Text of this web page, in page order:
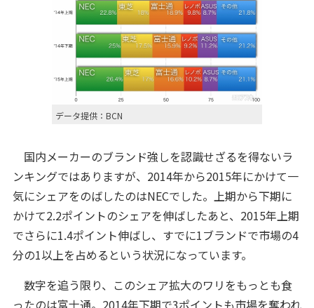
データ提供：BCN
国内メーカーのブランド強しを認識せざるを得ないラ
ンキングではありますが、2014年から2015年にかけて一
気にシェアをのばしたのはNECでした。上期から下期に
かけて2.2ポイントのシェアを伸ばしたあと、2015年上期
でさらに1.4ポイント伸ばし、すでに1ブランドで市場の4
分の1以上を占めるという状況になっています。
数字を追う限り、このシェア拡大のワリをもっとも食
ったのは富士通。2014年下期で3ポイントも市場を奪われ